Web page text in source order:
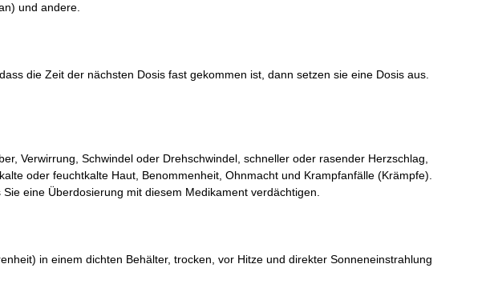
und andere.
die Zeit der nächsten Dosis fast gekommen ist, dann setzen sie eine Dosis aus.
Verwirrung, Schwindel oder Drehschwindel, schneller oder rasender Herzschlag,
oder feuchtkalte Haut, Benommenheit, Ohnmacht und Krampfanfälle (Krämpfe).
eine Überdosierung mit diesem Medikament verdächtigen.
in einem dichten Behälter, trocken, vor Hitze und direkter Sonneneinstrahlung